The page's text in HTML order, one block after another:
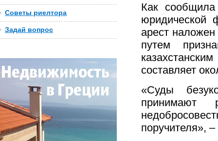
Советы риелтора
Задай вопрос
Как
юридической
арест
путем
составляет
«Суды
поручителя»,